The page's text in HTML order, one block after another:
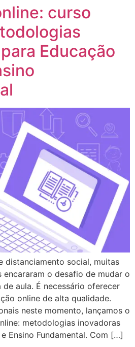
curso
Educação
distanciamento social, muitas
encararam o desafio de mudar o
aula. É necessário oferecer
online de alta qualidade.
neste momento, lançamos o
metodologias inovadoras
Ensino Fundamental. Com […]